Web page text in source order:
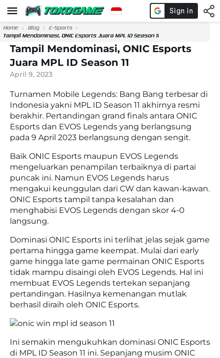
Home Blog
E-Sports
Tampil Mendominasi, ONIC Esports Juara MPL ID Season 11
Tampil Mendominasi, ONIC Esports
Juara MPL ID Season 11
April 9, 2023
Turnamen Mobile Legends: Bang Bang terbesar di
Indonesia yakni MPL ID Season 11 akhirnya resmi
berakhir. Pertandingan grand finals antara ONIC
Esports dan EVOS Legends yang berlangsung
pada 9 April 2023 berlangsung dengan sengit.
Baik ONIC Esports maupun EVOS Legends
mengeluarkan penampilan terbaiknya di partai
puncak ini. Namun EVOS Legends harus
mengakui keunggulan dari CW dan kawan-kawan.
ONIC Esports tampil tanpa kesalahan dan
menghabisi EVOS Legends dengan skor 4-0
langsung.
Dominasi ONIC Esports ini terlihat jelas sejak game
pertama hingga game keempat. Mulai dari early
game hingga late game permainan ONIC Esports
tidak mampu disaingi oleh EVOS Legends. Hal ini
membuat EVOS Legends tertekan sepanjang
pertandingan. Hasilnya kemenangan mutlak
berhasil diraih oleh ONIC Esports.
Ini semakin mengukuhkan dominasi ONIC Esports
di MPL ID Season 11 ini. Sepanjang musim ONIC